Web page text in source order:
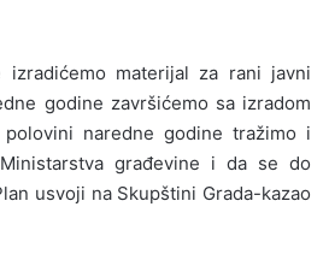
materijal za rani javni
godine završićemo sa izradom
naredne godine tražimo i
građevine i da se do
usvoji na Skupštini Grada-kazao